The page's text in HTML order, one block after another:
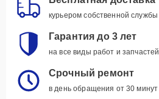
курьером собственной службы
Гарантия до 3 лет
на все виды работ и запчастей
Срочный ремонт
в день обращения от 30 минут